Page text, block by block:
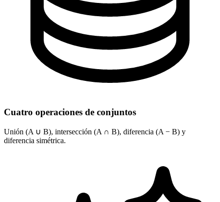
Cuatro operaciones de conjuntos
Unión (A ∪ B), intersección (A ∩ B), diferencia (A − B) y
diferencia simétrica.